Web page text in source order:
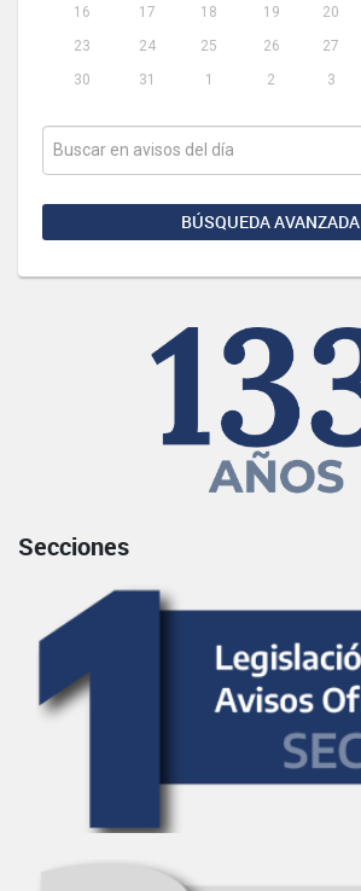
16
17 18 19 20
23
24 25 26 27
30
31 1 2 3
BÚSQUEDA AVANZADA
Secciones